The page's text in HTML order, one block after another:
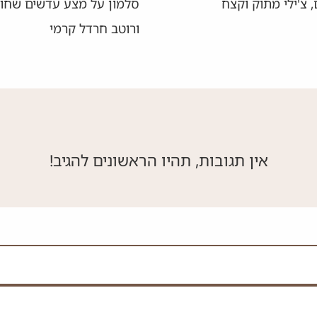
אין תגובות, תהיו הראשונים להגיב!
השדה הזה